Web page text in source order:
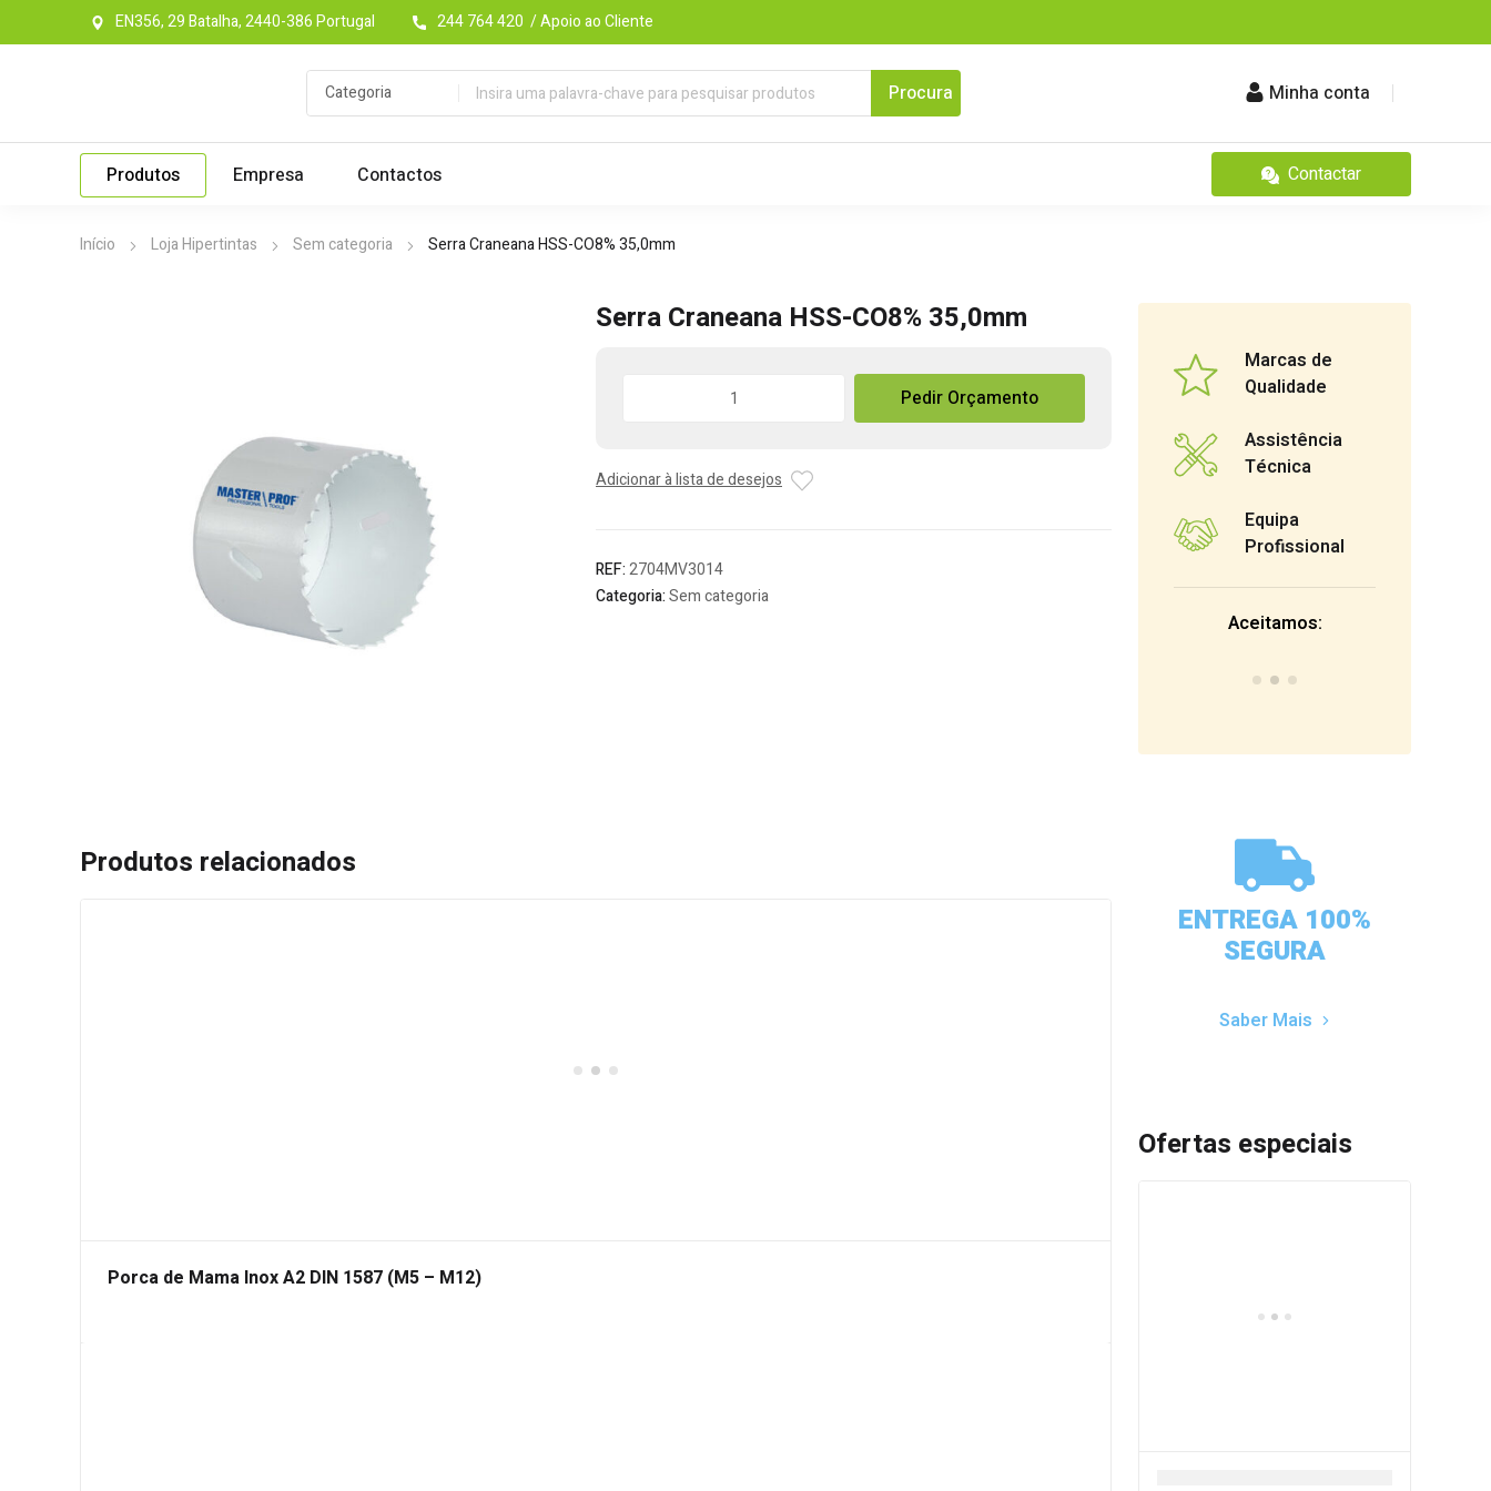
EN356, 29 Batalha, 2440-386 Portugal 244 764 420 / Apoio ao Cliente
Minha conta
Produtos Empresa Contactos Contactar
Início Loja Hipertintas Sem categoria Serra Craneana HSS-CO8% 35,0mm
Serra Craneana HSS-CO8% 35,0mm
HSS-
Pedir Orçamento
Adicionar à lista de desejos
REF:2704MV3014
Categoria:Sem categoria
Produtos relacionados
Porca de Mama Inox A2 DIN 1587 (M5 – M12)
Marcas de
Qualidade
Assistência
Técnica
Equipa
Profissional
Aceitamos:
ENTREGA 100%
SEGURA
Saber Mais
Ofertas especiais